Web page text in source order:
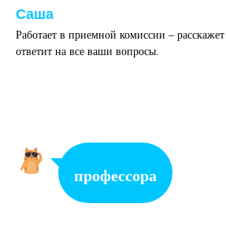
Саша
Работает в приемной комиссии –
ответит на все ваши вопросы.
профессора